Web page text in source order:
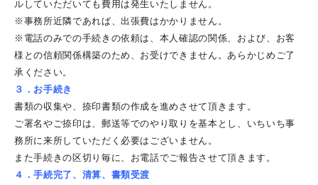
事務所情報・代表プロフィール
CONTACT
ルしていただいても費用は発生いたしません。
※事務所近隣であれば、出張費はかかりません。
※電話のみでの手続きの依頼は、本人確認の関係、および、お客
様との信頼関係構築のため、お受けできません。あらかじめご了
承ください。
３．お手続き
書類の収集や、捺印書類の作成を進めさせて頂きます。
ご署名やご捺印は、郵送等でのやり取りを基本とし、いちいち事
務所に来所していただく必要はございません。
また手続きの区切り毎に、お電話でご報告させて頂きます。
４．手続完了、清算、書類受渡